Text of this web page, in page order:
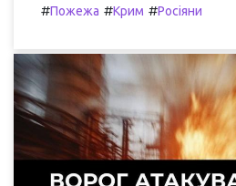
#Пожежа #Крим #Росіяни